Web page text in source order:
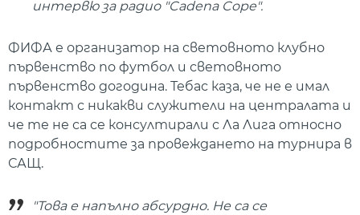
интервю за радио "Cadena Cope".
ФИФА е организатор на световното клубно
първенство по футбол и световното
първенство догодина. Тебас каза, че не е имал
контакт с никакви служители на централата и
че те не са се консултирали с Ла Лига относно
подробностите за провеждането на турнира в
САЩ.
"Това е напълно абсурдно. Не са се